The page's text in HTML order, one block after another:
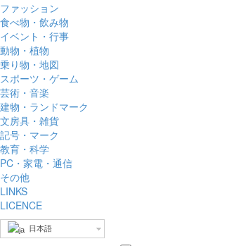
ファッション
食べ物・飲み物
イベント・行事
動物・植物
乗り物・地図
スポーツ・ゲーム
芸術・音楽
建物・ランドマーク
文房具・雑貨
記号・マーク
教育・科学
PC・家電・通信
その他
LINKS
LICENCE
日本語